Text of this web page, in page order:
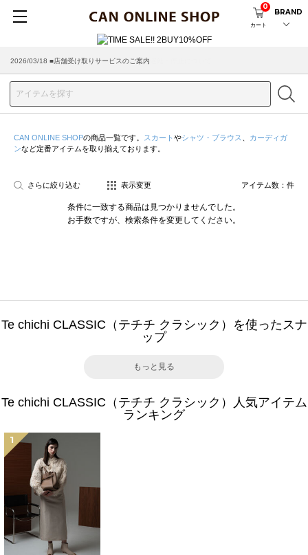
カート
0
BRAND
2026/03/18 ■店舗受け取りサービスのご案内
CAN ONLINE SHOPの商品一覧です。 スカート やシャツ・ブラウス
カーディガ
ンなど定番アイテムを取り揃えております。
さらに絞り込む 表示変更 アイテム数： 件
条件に一致する商品は見つかりませんでした。
お手数ですが、検索条件を変更してください。
Te chichi CLASSIC（テチチ クラシック）を使ったスナ
ップ
もっと見る
Te chichi CLASSIC（テチチ クラシック）人気アイテム
ランキング
1